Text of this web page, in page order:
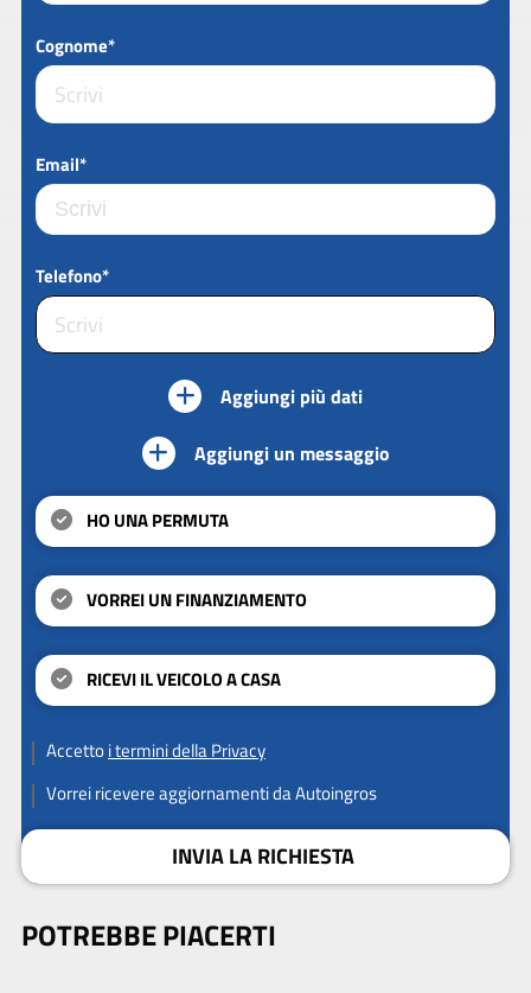
Cognome*
Email*
Telefono*
Aggiungi più dati
Aggiungi un messaggio
HO UNA PERMUTA
VORREI UN FINANZIAMENTO
RICEVI IL VEICOLO A CASA
Accettoi termini della Privacy
Vorrei ricevere aggiornamenti da Autoingros
INVIA LA RICHIESTA
POTREBBE PIACERTI